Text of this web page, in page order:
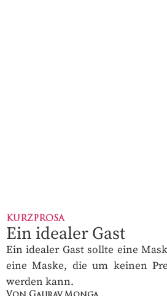
KURZPROSA
Ein idealer Gast
Ein idealer Gast sollte eine
eine Maske, die um keinen
werden kann.